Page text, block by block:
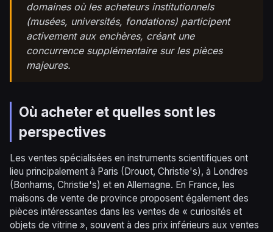
domaines où les acheteurs institutionnels
(musées, universités, fondations) participent
activement aux enchères, créant une
concurrence supplémentaire sur les pièces
majeures.
Où acheter et quelles sont les
perspectives
Les ventes spécialisées en instruments scientifiques ont
lieu principalement à Paris (Drouot, Christie's), à Londres
(Bonhams, Christie's) et en Allemagne. En France, les
maisons de vente de province proposent également des
pièces intéressantes dans les ventes de « curiosités et
objets de vitrine », souvent à des prix inférieurs aux ventes